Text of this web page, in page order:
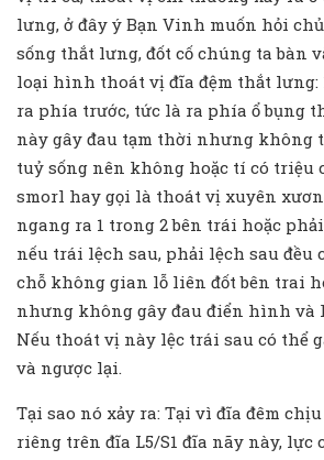
lưng, ở đây ý Bạn Vinh muốn hỏi
sống thắt lưng, đốt cố chúng ta bàn
loại hình thoát vị đĩa đệm thắt lưng:
ra phía trước, tức là ra phía ổ bụng
này gây đau tạm thời nhưng không
tuỷ sống nên không hoặc tí có triệu
smorl hay gọi là thoát vị xuyên
ngang ra 1 trong 2 bên trái hoặc
nếu trái lệch sau, phải lệch sau đều
chỗ không gian lỗ liên đốt bên trai
nhưng không gây đau điển hình và
Nếu thoát vị này lệc trái sau có thể
và ngược lại.
Tại sao nó xảy ra: Tại vì đĩa đêm
riêng trên đĩa L5/S1 đĩa nãy này,